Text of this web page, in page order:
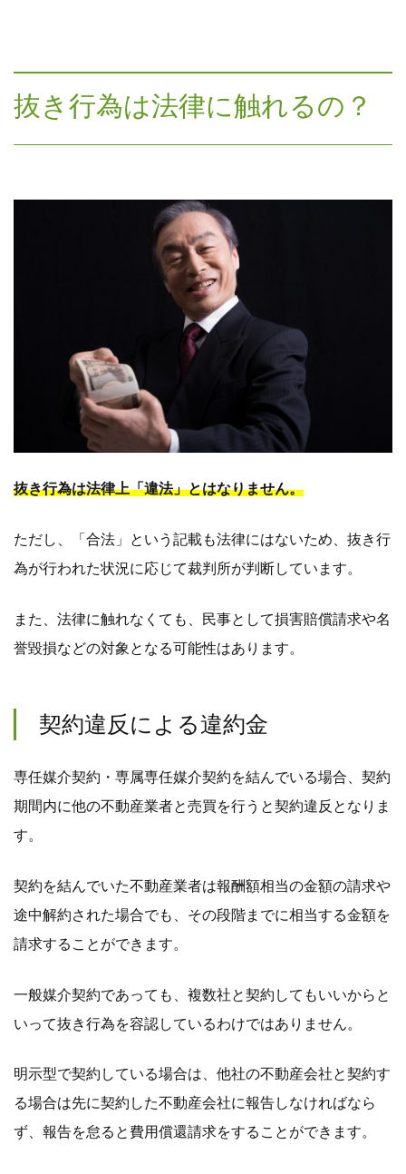
抜き行為は法律に触れるの？
抜き行為は法律上「違法」とはなりません。
ただし、「合法」という記載も法律にはないため、抜き行
為が行われた状況に応じて裁判所が判断しています。
また、法律に触れなくても、民事として損害賠償請求や名
誉毀損などの対象となる可能性はあります。
契約違反による違約金
専任媒介契約・専属専任媒介契約を結んでいる場合、契約
期間内に他の不動産業者と売買を行うと契約違反となりま
す。
契約を結んでいた不動産業者は報酬額相当の金額の請求や
途中解約された場合でも、その段階までに相当する金額を
請求することができます。
一般媒介契約であっても、複数社と契約してもいいからと
いって抜き行為を容認しているわけではありません。
明示型で契約している場合は、他社の不動産会社と契約す
る場合は先に契約した不動産会社に報告しなければなら
ず、報告を怠ると費用償還請求をすることができます。